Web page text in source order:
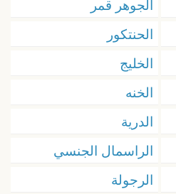
الجوهر قمر
الحنتكور
الخليج
الخنه
الدرية
الراسمال الجنسي
الرجولة